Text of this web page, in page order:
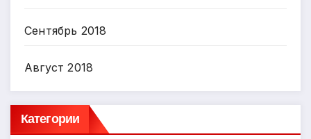
Сентябрь 2018
Август 2018
Категории